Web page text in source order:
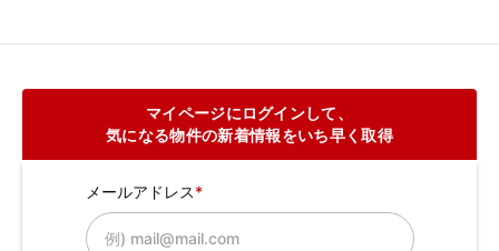
マイページにログインして、
気になる物件の新着情報をいち早く取得
メールアドレス